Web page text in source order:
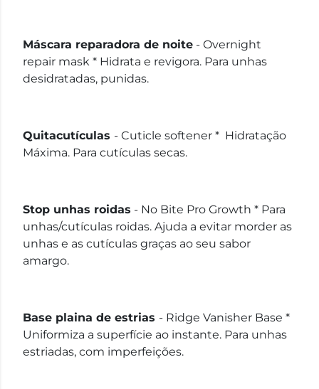
Máscara reparadora de noite - Overnight
repair mask * Hidrata e revigora. Para unhas
desidratadas, punidas.
Quitacutículas - Cuticle softener * Hidratação
Máxima. Para cutículas secas.
Stop unhas roidas - No Bite Pro Growth * Para
unhas/cutículas roidas. Ajuda a evitar morder as
unhas e as cutículas graças ao seu sabor
amargo.
Base plaina de estrias - Ridge Vanisher Base *
Uniformiza a superfície ao instante. Para unhas
estriadas, com imperfeições.